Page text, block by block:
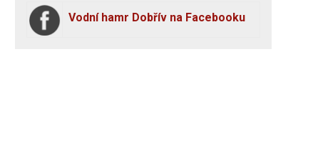
Vodní hamr Dobřív na Facebooku